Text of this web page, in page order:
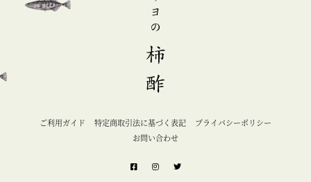
ご利用ガイド 特定商取引法に基づく表記
プライバシーポリシー
お問い合わせ